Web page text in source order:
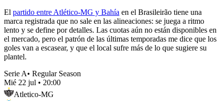
El partido entre Atlético-MG y Bahía en el Brasileirão tiene una
marca registrada que no sale en las alineaciones: se juega a ritmo
lento y se define por detalles. Las cuotas aún no están disponibles en
el mercado, pero el patrón de las últimas temporadas me dice que los
goles van a escasear, y que el local sufre más de lo que sugiere su
plantel.
Serie A• Regular Season
Mié 22 jul • 20:00
Atletico-MG